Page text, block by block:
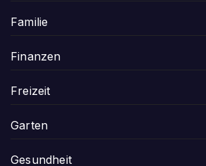
Familie
Finanzen
Freizeit
Garten
Gesundheit